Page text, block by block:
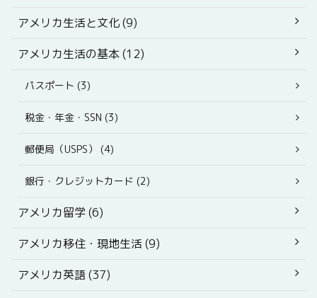
アメリカ生活と文化 (9)
アメリカ生活の基本 (12)
パスポート (3)
税金・年金・SSN (3)
郵便局（USPS） (4)
銀行・クレジットカード (2)
アメリカ留学 (6)
アメリカ移住・現地生活 (9)
アメリカ英語 (37)